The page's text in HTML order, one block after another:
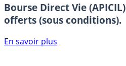
Bourse Direct Vie (APICIL)
offerts (sous conditions).
En savoir plus